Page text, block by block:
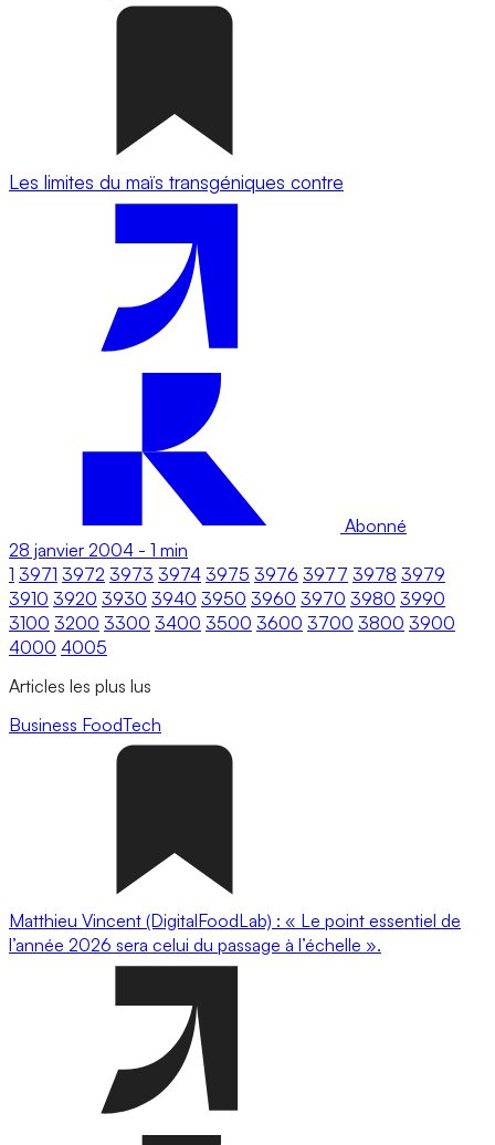
Les limites du maïs transgéniques contre
Abonné
28 janvier 2004 - 1 min
1 3971 3972 3973 3974 3975 3976 3977 3978 3979
3910 3920 3930 3940 3950 3960 3970 3980 3990
3100 3200 3300 3400 3500 3600 3700 3800 3900
4000 4005
Articles les plus lus
Business FoodTech
Matthieu Vincent (DigitalFoodLab) : « Le point essentiel de
l’année 2026 sera celui du passage à l’échelle ».